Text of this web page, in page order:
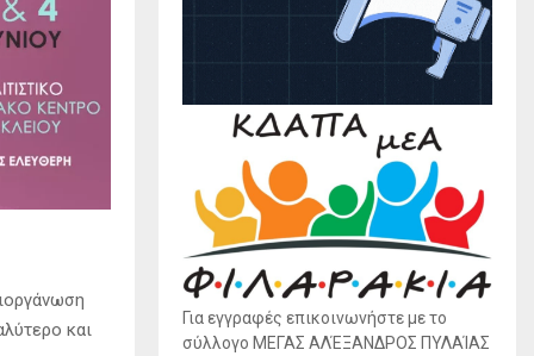
και
Για εγγραφές επικοινωνήστε με το
σύλλογο ΜΕΓΑΣ ΑΛΈΞΑΝΔΡΟΣ ΠΥΛΑΊΑΣ